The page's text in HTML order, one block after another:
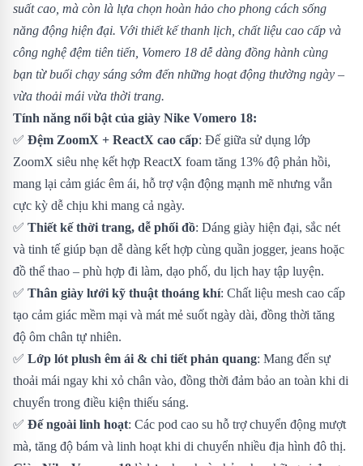
suất cao, mà còn là lựa chọn hoàn hảo cho phong cách sống
năng động hiện đại. Với thiết kế thanh lịch, chất liệu cao cấp và
công nghệ đệm tiên tiến, Vomero 18 dễ dàng đồng hành cùng
bạn từ buổi chạy sáng sớm đến những hoạt động thường ngày –
vừa thoải mái vừa thời trang.
Tính năng nổi bật của giày Nike Vomero 18:
✅ Đệm ZoomX + ReactX cao cấp: Đế giữa sử dụng lớp
ZoomX siêu nhẹ kết hợp ReactX foam tăng 13% độ phản hồi,
mang lại cảm giác êm ái, hỗ trợ vận động mạnh mẽ nhưng vẫn
cực kỳ dễ chịu khi mang cả ngày.
✅ Thiết kế thời trang, dễ phối đồ: Dáng giày hiện đại, sắc nét
và tinh tế giúp bạn dễ dàng kết hợp cùng quần jogger, jeans hoặc
đồ thể thao – phù hợp đi làm, dạo phố, du lịch hay tập luyện.
✅ Thân giày lưới kỹ thuật thoáng khí: Chất liệu mesh cao cấp
tạo cảm giác mềm mại và mát mẻ suốt ngày dài, đồng thời tăng
độ ôm chân tự nhiên.
✅ Lớp lót plush êm ái & chi tiết phản quang: Mang đến sự
thoải mái ngay khi xỏ chân vào, đồng thời đảm bảo an toàn khi di
chuyển trong điều kiện thiếu sáng.
✅ Đế ngoài linh hoạt: Các pod cao su hỗ trợ chuyển động mượt
mà, tăng độ bám và linh hoạt khi di chuyển nhiều địa hình đô thị.